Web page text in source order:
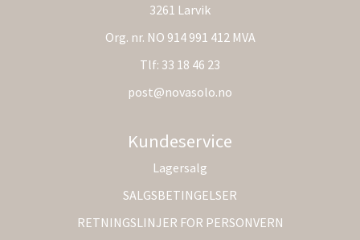
3261 Larvik
Org. nr. NO 914 991 412 MVA
Tlf: 33 18 46 23
post@novasolo.no
Kundeservice
Lagersalg
SALGSBETINGELSER
RETNINGSLINJER FOR PERSONVERN